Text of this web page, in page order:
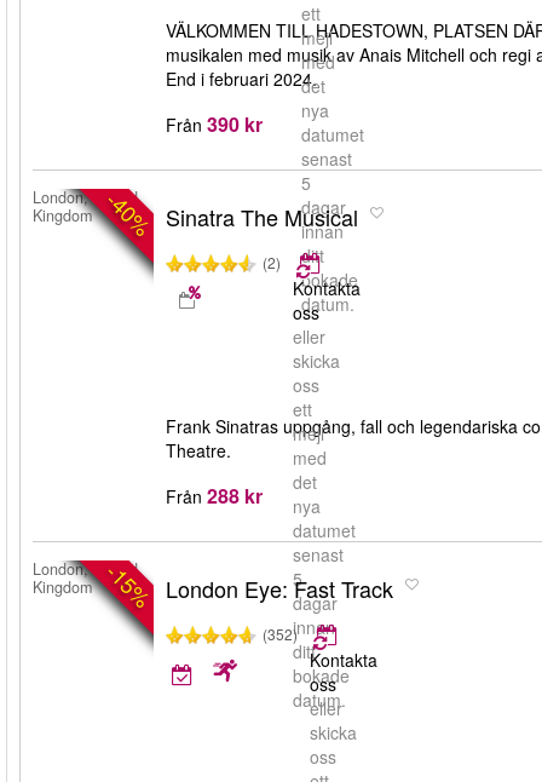
ett
mejl
med
det
nya
datumet
senast
5
dagar
innan
ditt
bokade
datum.
VÄLKOMMEN TILL HADESTOWN, PLATSEN
musikalen med musik av Anais Mitchell och
End i februari 2024.
Från 390 kr
-40%
London, United
Kingdom
Sinatra The Musical
(2)
Kontakta
oss
eller
skicka
oss
ett
mejl
med
det
nya
datumet
senast
5
dagar
innan
ditt
bokade
datum.
Frank Sinatras uppgång, fall och legendariska
Theatre.
Från 288 kr
-15%
London, United
Kingdom
London Eye: Fast Track
(352)
Kontakta
oss
eller
skicka
oss